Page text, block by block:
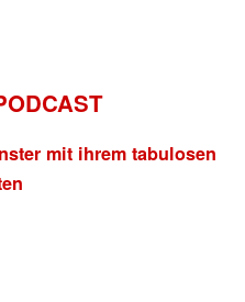
mit ihrem tabulosen